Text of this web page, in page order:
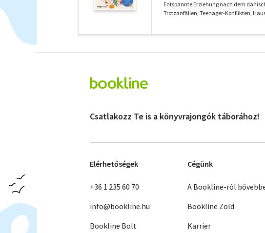
Entspannte Erziehung nach dem
Trotzanfällen, Teenager-Konflikten,
Csatlakozz Te is a könyvrajongók táborához!
Elérhetőségek
+36 1 235 60 70
info@bookline.hu
Bookline Bolt
Cégünk
A Bookline-ról
Bookline Zöld
Karrier